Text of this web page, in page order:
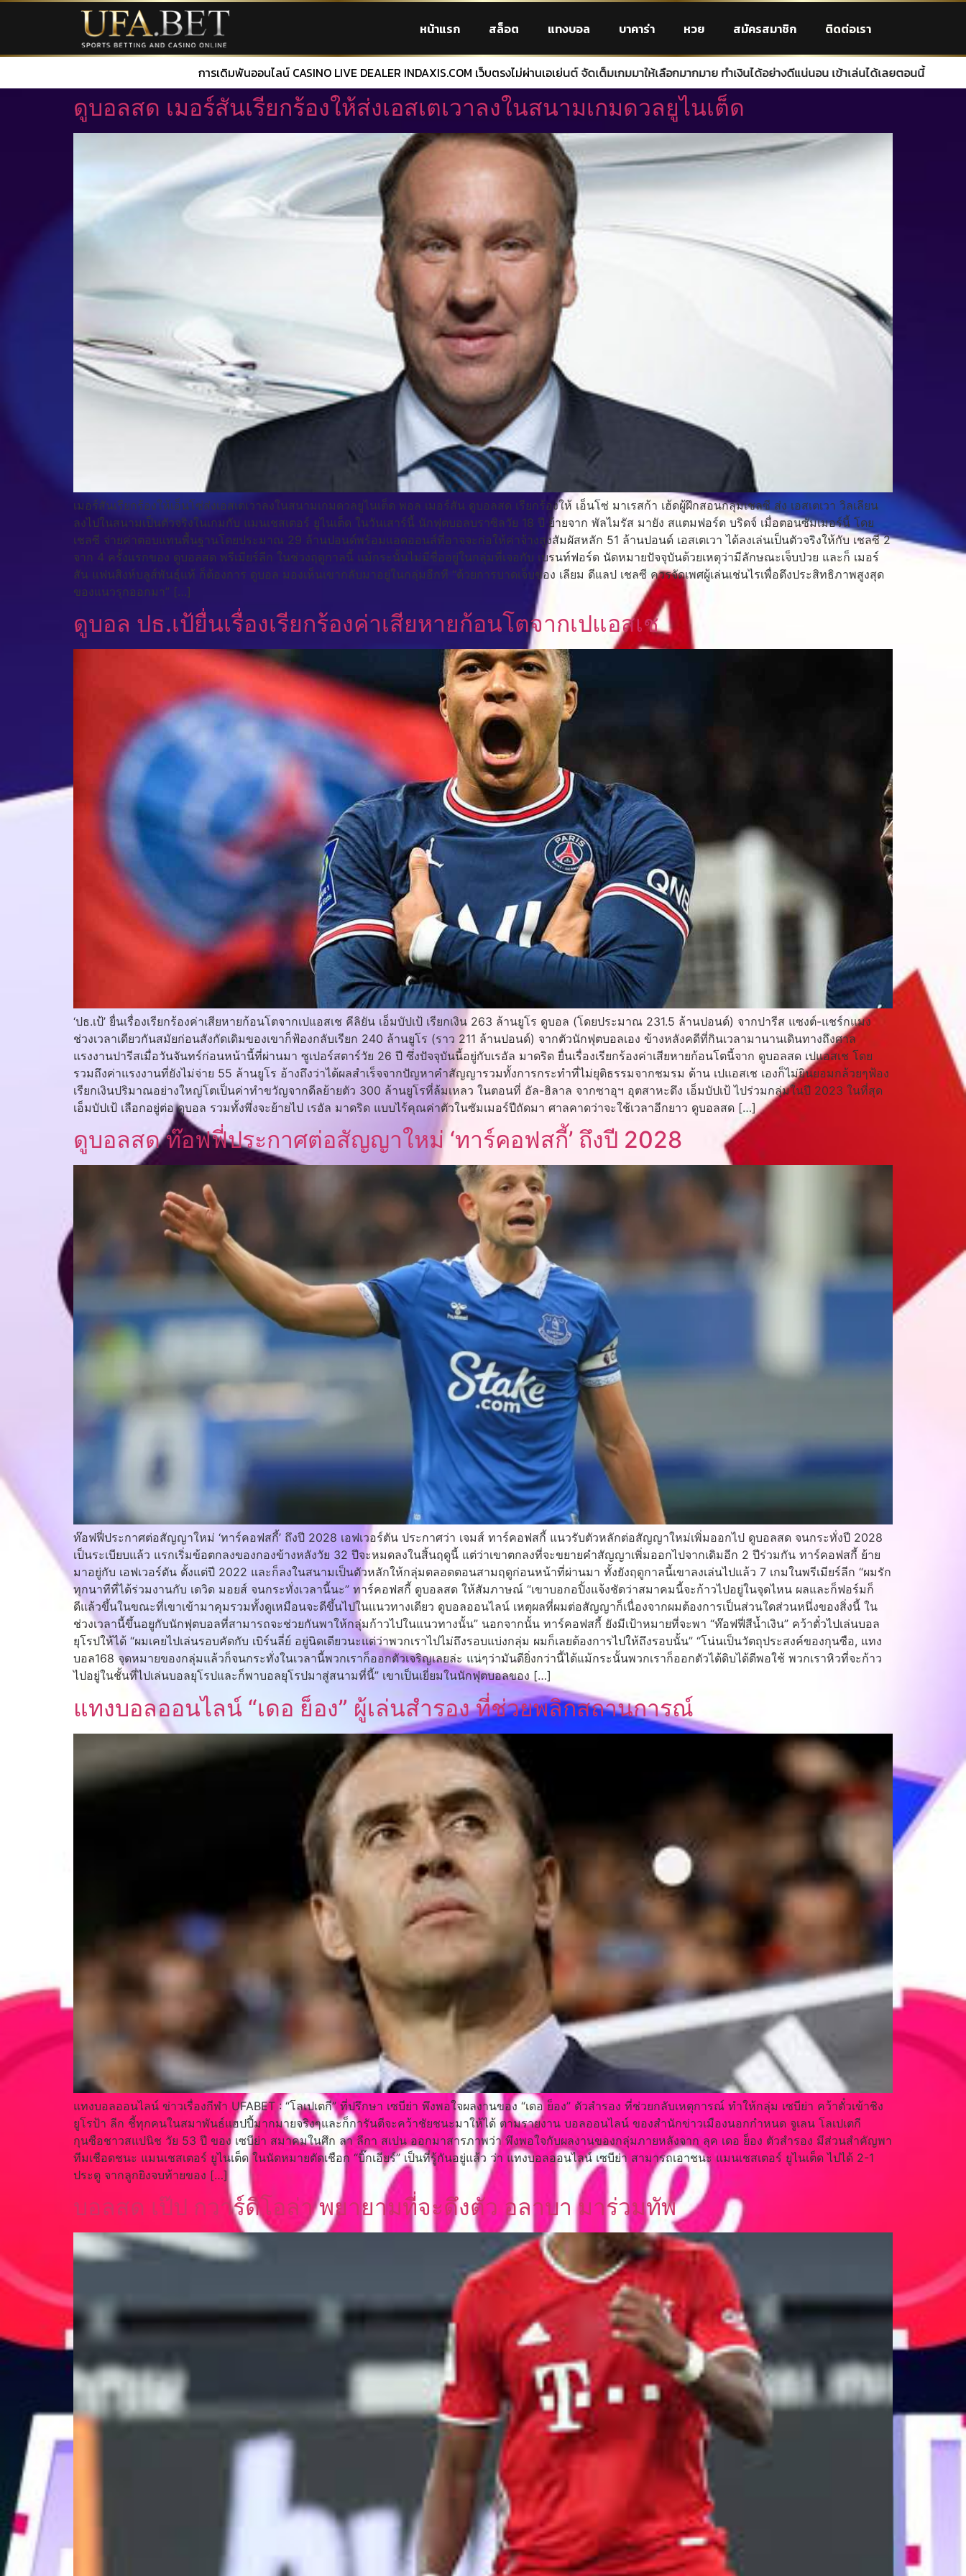
หน้าแรก สล็อต แทงบอล บาคาร่า หวย สมัครสมาชิก ติดต่อเรา
การเดิมพันออนไลน์ CASINO LIVE DEALER INDAXIS.COM เว็บตรงไม่ผ่านเอเย่นต์ จัดเต็มเกมมาให้เลือกมากมาย ทำเงินได้อย่างดีแน่นอน เข้าเล่นได้เลยตอนนี้
ดูบอลสด เมอร์สันเรียกร้องให้ส่งเอสเตเวาลงในสนามเกมดวลยูไนเต็ด
เมอร์สันเรียกร้องให้เอ็นโซ่ส่งเอสเตเวาลงในสนามเกมดวลยูไนเต็ด พอล เมอร์สัน ดูบอลสด เรียกร้องให้ เอ็นโซ่ มาเรสก้า เฮ้ดผู้ฝึกสอนกลุ่มเชลซี ส่ง เอสเตเวา วิลเลียน
ลงไปในสนามเป็นตัวจริงในเกมกับ แมนเชสเตอร์ ยูไนเต็ด ในวันเสาร์นี้ นักฟุตบอลบราซิลวัย 18 ปี ย้ายจาก พัลไมรัส มายัง สแตมฟอร์ด บริดจ์ เมื่อตอนซัมเมอร์นี้ โดย
เชลซี จ่ายค่าตอบแทนพื้นฐานโดยประมาณ 29 ล้านปอนด์พร้อมแอดออนส์ที่อาจจะก่อให้ค่าจ้างสูงสัมผัสหลัก 51 ล้านปอนด์ เอสเตเวา ได้ลงเล่นเป็นตัวจริงให้กับ เชลซี 2
จาก 4 ครั้งแรกของ ดูบอลสด พรีเมียร์ลีก ในช่วงฤดูกาลนี้ แม้กระนั้นไม่มีชื่ออยู่ในกลุ่มที่เจอกับ เบรนท์ฟอร์ด นัดหมายปัจจุบันด้วยเหตุว่ามีลักษณะเจ็บป่วย และก็ เมอร์
สัน แฟนสิงห์บลูส์พันธุ์แท้ ก็ต้องการ ดูบอล มองเห็นเขากลับมาอยู่ในกลุ่มอีกที “ด้วยการบาดเจ็บของ เลียม ดีแลป เชลซี ควรจัดเพศผู้เล่นเช่นไรเพื่อดึงประสิทธิภาพสูงสุด
ของแนวรุกออกมา” […]
ดูบอล ปธ.เป้ยื่นเรื่องเรียกร้องค่าเสียหายก้อนโตจากเปแอสเช
‘ปธ.เป้’ ยื่นเรื่องเรียกร้องค่าเสียหายก้อนโตจากเปแอสเช คีลิยัน เอ็มบัปเป้ เรียกเงิน 263 ล้านยูโร ดูบอล (โดยประมาณ 231.5 ล้านปอนด์) จากปารีส แซงต์-แชร์กแมง
ช่วงเวลาเดียวกันสมัยก่อนสังกัดเดิมของเขาก็ฟ้องกลับเรียก 240 ล้านยูโร (ราว 211 ล้านปอนด์) จากตัวนักฟุตบอลเอง ข้างหลังคดีที่กินเวลามานานเดินทางถึงศาล
แรงงานปารีสเมื่อวันจันทร์ก่อนหน้านี้ที่ผ่านมา ซูเปอร์สตาร์วัย 26 ปี ซึ่งปัจจุบันนี้อยู่กับเรอัล มาดริด ยื่นเรื่องเรียกร้องค่าเสียหายก้อนโตนี้จาก ดูบอลสด เปแอสเช โดย
รวมถึงค่าแรงงานที่ยังไม่จ่าย 55 ล้านยูโร อ้างถึงว่าได้ผลสำเร็จจากปัญหาคำสัญญารวมทั้งการกระทำที่ไม่ยุติธรรมจากชมรม ด้าน เปแอสเช เองก็ไม่ยินยอมกล้วยๆฟ้อง
เรียกเงินปริมาณอย่างใหญ่โตเป็นค่าทำขวัญจากดีลย้ายตัว 300 ล้านยูโรที่ล้มเหลว ในตอนที่ อัล-ฮิลาล จากซาอุฯ อุตสาหะดึง เอ็มบัปเป้ ไปร่วมกลุ่มในปี 2023 ในที่สุด
เอ็มบัปเป้ เลือกอยู่ต่อ ดูบอล รวมทั้งพึ่งจะย้ายไป เรอัล มาดริด แบบไร้คุณค่าตัวในซัมเมอร์ปีถัดมา ศาลคาดว่าจะใช้เวลาอีกยาว ดูบอลสด […]
ดูบอลสด ท๊อฟฟี่ประกาศต่อสัญญาใหม่ ‘ทาร์คอฟสกี้’ ถึงปี 2028
ท๊อฟฟี่ประกาศต่อสัญญาใหม่ ‘ทาร์คอฟสกี้’ ถึงปี 2028 เอฟเวอร์ตัน ประกาศว่า เจมส์ ทาร์คอฟสกี้ แนวรับตัวหลักต่อสัญญาใหม่เพิ่มออกไป ดูบอลสด จนกระทั่งปี 2028
เป็นระเบียบแล้ว แรกเริ่มข้อตกลงของกองข้างหลังวัย 32 ปีจะหมดลงในสิ้นฤดูนี้ แต่ว่าเขาตกลงที่จะขยายคำสัญญาเพิ่มออกไปจากเดิมอีก 2 ปีร่วมกัน ทาร์คอฟสกี้ ย้าย
มาอยู่กับ เอฟเวอร์ตัน ตั้งแต่ปี 2022 และก็ลงในสนามเป็นตัวหลักให้กลุ่มตลอดตอนสามฤดูก่อนหน้าที่ผ่านมา ทั้งยังฤดูกาลนี้เขาลงเล่นไปแล้ว 7 เกมในพรีเมียร์ลีก “ผมรัก
ทุกนาทีที่ได้ร่วมงานกับ เดวิด มอยส์ จนกระทั่งเวลานี้นะ” ทาร์คอฟสกี้ ดูบอลสด ให้สัมภาษณ์ “เขาบอกอปิ้งแจ้งชัดว่าสมาคมนี้จะก้าวไปอยู่ในจุดไหน ผลและก็ฟอร์มก็
ดีแล้วขึ้นในขณะที่เขาเข้ามาคุมรวมทั้งดูเหมือนจะดีขึ้นไปในแนวทางเดียว ดูบอลออนไลน์ เหตุผลที่ผมต่อสัญญาก็เนื่องจากผมต้องการเป็นส่วนใดส่วนหนึ่งของสิ่งนี้ ใน
ช่วงเวลานี้ขึ้นอยูกับนักฟุตบอลที่สามารถจะช่วยกันพาให้กลุ่มก้าวไปในแนวทางนั้น” นอกจากนั้น ทาร์คอฟสกี้ ยังมีเป้าหมายที่จะพา “ท๊อฟฟี่สีน้ำเงิน” คว้าตั๋วไปเล่นบอล
ยุโรปให้ได้ “ผมเคยไปเล่นรอบคัดกับ เบิร์นลี่ย์ อยู่นิดเดียวนะแต่ว่าพวกเราไปไม่ถึงรอบแบ่งกลุ่ม ผมก็เลยต้องการไปให้ถึงรอบนั้น” “โน่นเป็นวัตถุประสงค์ของกุนซือ, แทง
บอล168 จุดหมายของกลุ่มแล้วก็จนกระทั่งในเวลานี้พวกเราก็ออกตัวเจริญเลยล่ะ แน่ๆว่ามันดียิ่งกว่านี้ได้แม้กระนั้นพวกเราก็ออกตัวได้ดิบได้ดีพอใช้ พวกเราหิวที่จะก้าว
ไปอยู่ในชั้นที่ไปเล่นบอลยุโรปและก็พาบอลยุโรปมาสู่สนามที่นี้” เขาเป็นเยี่ยมในนักฟุตบอลของ […]
แทงบอลออนไลน์ “เดอ ย็อง” ผู้เล่นสำรอง ที่ช่วยพลิกสถานการณ์
แทงบอลออนไลน์ ข่าวเรื่องกีฬา UFABET : “โลเปเตกี” ที่ปรึกษา เซบีย่า พึงพอใจผลงานของ “เดอ ย็อง” ตัวสำรอง ที่ช่วยกลับเหตุการณ์ ทำให้กลุ่ม เซบีย่า คว้าตั๋วเข้าชิง
ยูโรป้า ลีก ชี้ทุกคนในสมาพันธ์แฮปปี้มากมายจริงๆและก็การันตีจะคว้าชัยชนะมาให้ได้ ตามรายงาน บอลออนไลน์ ของสำนักข่าวเมืองนอกกำหนด จูเลน โลเปเตกี
กุนซือชาวสแปนิช วัย 53 ปี ของ เซบีย่า สมาคมในศึก ลา ลีกา สเปน ออกมาสารภาพว่า พึงพอใจกับผลงานของกลุ่มภายหลังจาก ลุค เดอ ย็อง ตัวสำรอง มีส่วนสำคัญพา
ทีมเชือดชนะ แมนเชสเตอร์ ยูไนเต็ด ในนัดหมายตัดเชือก “บิ๊กเอียร์” เป็นที่รู้กันอยู่แล้ว ว่า แทงบอลออนไลน์ เซบีย่า สามารถเอาชนะ แมนเชสเตอร์ ยูไนเต็ด ไปได้ 2-1
ประตู จากลูกยิงจบท้ายของ […]
บอลสด เป๊ป กวาร์ดิโอล่า พยายามที่จะดึงตัว อลาบา มาร่วมทัพ